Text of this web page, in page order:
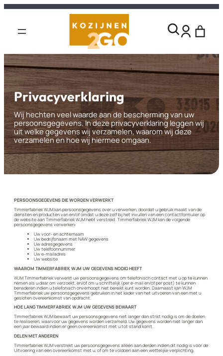
Privacyverklaring
Wij hechten veel waarde aan de bescherming van uw
persoonsgegevens. In deze privacyverklaring leggen wij
uit welke gegevens wij verzamelen, waarom wij deze
verzamelen en hoe wij hiermee omgaan.
PERSOONSGEGEVENS DIE WORDEN VERWERKT
Timmerfabriek WJM kan persoonsgegevens over u verwerken, doordat u gebruik maakt van de
diensten en producten van en/of omdat u deze zelf bij het invullen van een contactformulier op
de website aan Timmerfabriek WJM hebt verstrekt. Timmerfabriek WJM kan de volgende
persoonsgegevens verwerken:
Uw voor- en achternaam
Uw bedrijfsnaam met NAW gegevens
Uw adresgegevens
Uw telefoonnummer
Uw e-mailadres
Uw website
WAAROM TIMMERFABRIEK WJM UW GEGEVENS NODIG HEEFT
WJM Timmerfabriek verwerkt uw persoonsgegevens om telefonisch contact met u op te kunnen
nemen als u daar om verzoekt, en/of om u schriftelijk (per e-mail en/of per post) te kunnen
benaderen indien u telefonisch onverhoopt niet bereikt kunt worden. Daarnaast kan WJM
Timmerfabriek uw persoonsgegevens gebruiken in het kader van het uitvoeren van een met u
gesloten overeenkomst van opdracht.
HOE LANG TIMMERFABRIEK WJM UW GEGEVENS BEWAART
Timmerfabriek WJM bewaart uw persoonsgegevens niet langer dan strikt nodig is om de doelen
te realiseren, waarvoor uw gegevens worden verzameld. Uw gegevens worden niet langer dan
een jaar bewaard indien er geen overeenkomst met u tot stand komt.
DELEN MET ANDEREN
Timmerfabriek WJM verstrekt uw persoonsgegevens alléén aan derden indien dit nodig is voor de
Uitvoering van een overeenkomst met u, of om te voldoen aan een wettelijke verplichting.